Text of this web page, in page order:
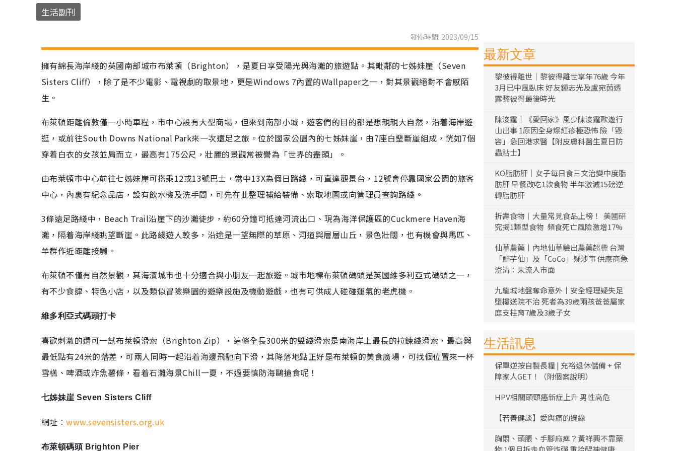
生活副刊
發佈時間: 2023/09/15
擁有綿長海岸綫的英國南部城市布萊頓（Brighton），是夏日享受陽光與海灘的旅遊點。其毗鄰的七姊妹崖（Seven
Sisters Cliff），除了是不少電影、電視劇的取景地，更是Windows 7內置的Wallpaper之一，對其景觀絕對不會感陌
生。
布萊頓距離倫敦僅一小時車程，市中心設有大型商場，但來到南部小城，遊客們的目的都是想親親大自然，沿着海岸遊
逛，或前往South Downs National Park來一次遠足之旅。位於國家公園內的七姊妹崖，由7座白堊斷崖組成，恍如7個
穿着白衣的女孩並肩而立，最高有175公尺，壯麗的景觀常被譽為「世界的盡頭」。
由布萊頓市中心前往七姊妹崖可搭乘12或13號巴士，當中13X為假日路綫，可直達觀景台，12號會停靠國家公園的旅客
中心，內裏有紀念品店，設有飲水機及洗手間，可先在此整理補給裝備、索取地圖或向管理員查詢路綫。
3條遠足路綫中，Beach Trail沿崖下的沙灘徒步，約60分鐘可抵達河流出口、現為海洋保護區的Cuckmere Haven海
灘，隔着海岸綫眺望斷崖。此路綫遊人較多，沿途是一望無際的草原、河道與層層山丘，景色壯闊，也有機會與馬匹、
羊群作近距離接觸。
布萊頓不僅有自然景觀，其海濱城市也十分適合與小朋友一起旅遊。城市地標布萊頓碼頭是英國維多利亞式碼頭之一，
有不少食肆、特色小店，以及類似冒險樂園的遊樂設施及機動遊戲，也有可供成人碰碰運氣的老虎機。
維多利亞式碼頭打卡
喜歡刺激的還可一試布萊頓滑索（Brighton Zip），這條全長300米的雙綫滑索是南海岸上最長的拉鍊綫滑索，最高與
最低點有24米的落差，可兩人同時一起沿着海邊飛馳向下滑，其降落地點正好是布萊頓的美食廣場，可找個位置來一杯
雪榚、啤酒或炸魚薯條，看着石灘海景Chill一夏，不過要慎防海鷗搶食呢！
七姊妹崖 Seven Sisters Cliff
網址︰www.sevensisters.org.uk
布萊頓碼頭 Brighton Pier
最新文章
黎彼得離世｜黎彼得離世享年76歲 今年
3月已中風臥床 好友鍾志光及盧宛茵透
露黎彼得最後時光
陳浚霆｜《愛回家》風少陳浚霆歐遊行
山出事 1原因全身爆紅疹極恐怖 險「毀
容」急回港求醫【附皮膚科醫生夏日防
蟲貼士】
KO脂肪肝｜女子每日食三文治變中度脂
肪肝 早餐改吃1款食物 半年激減15磅逆
轉脂肪肝
折壽食物｜大量常見食品上榜！ 美國研
究揭1類型食物 頻食死亡風險激增17%
仙草農藥丨內地仙草驗出農藥超標 台灣
「鮮芋仙」及「CoCo」疑涉事 供應商急
澄清：未流入市面
九龍城地盤奪命意外丨安全經理疑失足
墮樓送院不治 死者為39歲兩孩爸爸屬家
庭支柱育7歲及3歲子女
生活訊息
保單逆按自製長糧 | 充裕退休儲備 + 保
障家人GET！（附個案說明）
HPV相關頭頸癌新症上升 男性高危
【若善健談】愛與痛的邊緣
胸悶、頭脹、手腳麻痺？黃祥興不靠藥